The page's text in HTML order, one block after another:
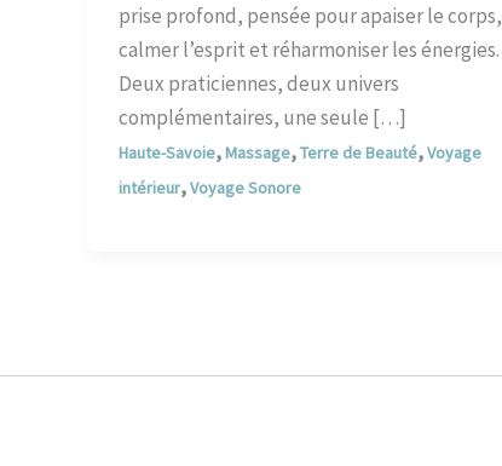
prise profond, pensée pour apaiser le corps,
calmer l’esprit et réharmoniser les énergies.
Deux praticiennes, deux univers
complémentaires, une seule […]
Haute-Savoie,Massage,Terre de Beauté,Voyage
intérieur,Voyage Sonore